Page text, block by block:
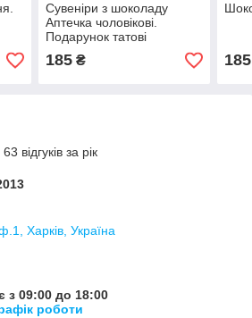
Сувеніри з шоколаду
Аптечка чоловікові.
Подарунок татові
185₴ 185
відгуків за рік
Харків, Україна
з 09:00 до 18:00
роботи